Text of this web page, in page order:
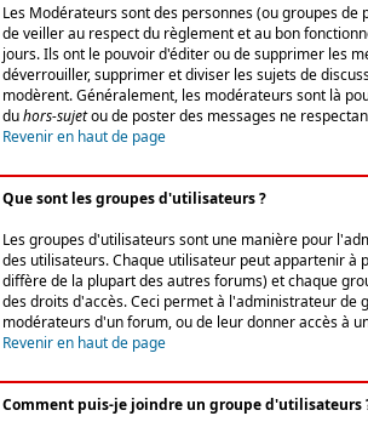
Les Modérateurs sont des personnes (ou groupes de
de veiller au respect du règlement et au bon
jours. Ils ont le pouvoir d'éditer ou de supprimer les
déverrouiller, supprimer et diviser les sujets de
modèrent. Généralement, les modérateurs sont là
duhors-sujetou de poster des messages ne
Revenir en haut de page
Que sont les groupes d'utilisateurs ?
Les groupes d'utilisateurs sont une manière pour
des utilisateurs. Chaque utilisateur peut appartenir à
diffère de la plupart des autres forums) et chaque
des droits d'accès. Ceci permet à l'administrateur de
modérateurs d'un forum, ou de leur donner accès à
Revenir en haut de page
Comment puis-je joindre un groupe d'utilisateurs